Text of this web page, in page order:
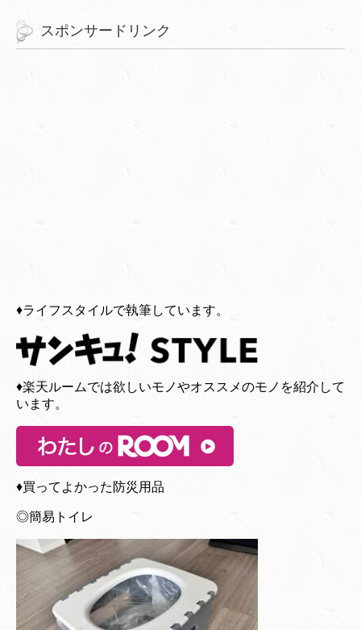
スポンサードリンク
♦︎ライフスタイルで執筆しています。
♦︎楽天ルームでは欲しいモノやオススメのモノを紹介して
います。
♦︎買ってよかった防災用品
◎簡易トイレ